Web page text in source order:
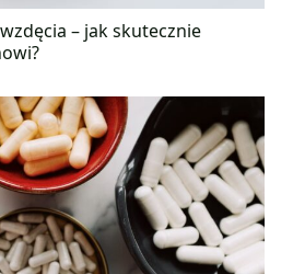
– jak skutecznie